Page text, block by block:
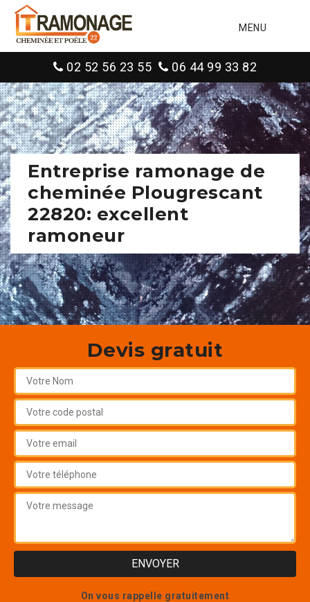
MENU
02 52 56 23 55 06 44 99 33 82
Entreprise ramonage de
cheminée Plougrescant
22820: excellent
ramoneur
Devis gratuit
On vous rappelle gratuitement